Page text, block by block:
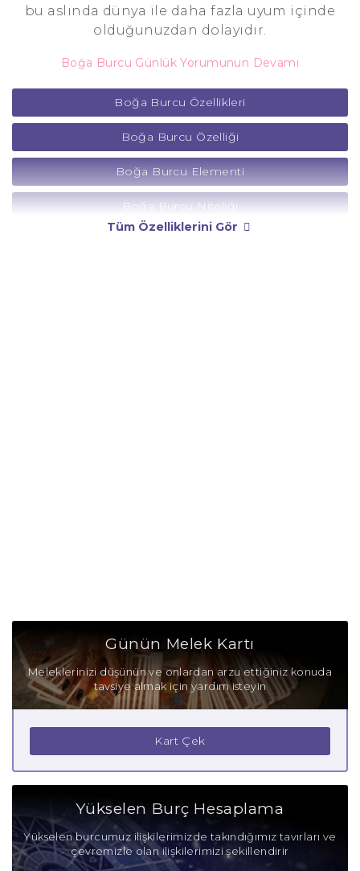
bu aslında dünya ile daha fazla uyum içinde
olduğunuzdan dolayıdır.
Boğa Burcu Günlük Yorumunun Devamı
Boğa Burcu Özellikleri
Boğa Burcu Özelliği
Boğa Burcu Elementi
Boğa Burcu Niteliği
Boğa Burcu Olumlu Yönleri
Boğa Burcu Olumsuz Yönleri
Boğa Burcu Gizli Tutkuları
Boğa Burcu Güçlü Yanları
Boğa Burcu Zayıf Yanları
Anne Boğa Burcu
Baba Boğa Burcu
Tüm Özelliklerini Gör
Günün Melek Kartı
Meleklerinizi düşünün ve onlardan arzu ettiğiniz konuda
tavsiye almak için yardım isteyin
Kart Çek
Yükselen Burç Hesaplama
Yükselen burcumuz ilişkilerimizde takındığımız tavırları ve
çevremizle olan ilişkilerimizi şekillendirir